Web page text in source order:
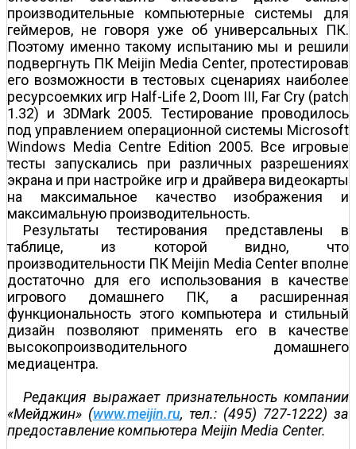
производительные компьютерные системы для
геймеров, не говоря уже об универсальных ПК.
Поэтому именно такому испытанию мы и решили
подвергнуть ПК Meijin Media Center, протестировав
его возможности в тестовых сценариях наиболее
ресурсоемких игр Half-Life 2, Doom III, Far Cry (patch
1.32) и 3DMark 2005. Тестирование проводилось
под управлением операционной системы Microsoft
Windows Media Centre Edition 2005. Все игровые
тесты запускались при различных разрешениях
экрана и при настройке игр и драйвера видеокарты
на максимальное качество изображения и
максимальную производительность.
Результаты тестирования представлены в
таблице, из которой видно, что
производительности ПК Meijin Media Center вполне
достаточно для его использования в качестве
игрового домашнего ПК, а расширенная
функциональность этого компьютера и стильный
дизайн позволяют применять его в качестве
высокопроизводительного домашнего
медиацентра.
Редакция выражает признательность компании
«Мейджин» (www.meijin.ru, тел.: (495) 727-1222) за
предоставление компьютера Meijin Media Center.